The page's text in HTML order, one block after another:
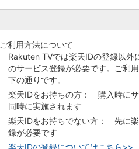
ご利用方法について
Rakuten TVでは楽天IDの登録以外
のサービス登録が必要です。ご利
下の通りです。
楽天IDをお持ちの方： 購入時に
同時に実施されます
楽天IDをお持ちでない方： 先に
録が必要です
楽天IDの登録についてはこちら>>